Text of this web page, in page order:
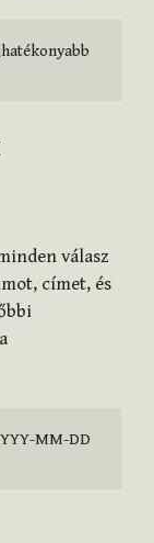
válasz
címet, és
MM-DD